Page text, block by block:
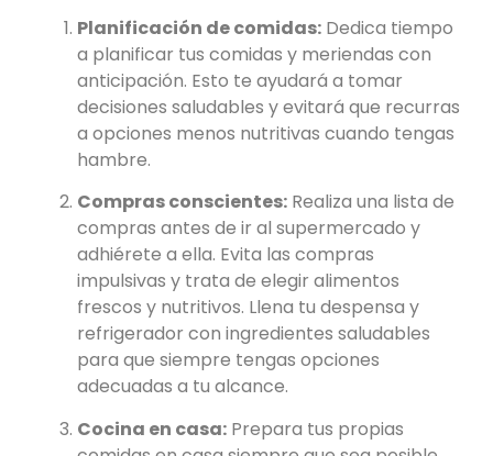
Planificación de comidas: Dedica tiempo
a planificar tus comidas y meriendas con
anticipación. Esto te ayudará a tomar
decisiones saludables y evitará que recurras
a opciones menos nutritivas cuando tengas
hambre.
Compras conscientes: Realiza una lista de
compras antes de ir al supermercado y
adhiérete a ella. Evita las compras
impulsivas y trata de elegir alimentos
frescos y nutritivos. Llena tu despensa y
refrigerador con ingredientes saludables
para que siempre tengas opciones
adecuadas a tu alcance.
Cocina en casa: Prepara tus propias